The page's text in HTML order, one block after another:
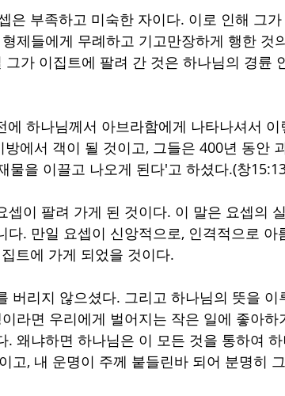
은 부족하고 미숙한 자이다. 이로 인해 그
제들에게 무례하고 기고만장하게 행한 것
가 이집트에 팔려 간 것은 하나님의 경륜
에 하나님께서 아브라함에게 나타나셔서
에서 객이 될 것이고, 그들은 400년 동안
물을 이끌고 나오게 된다'고 하셨다.(창
셉이 팔려 가게 된 것이다. 이 말은 요셉의
다. 만일 요셉이 신앙적으로, 인격적으로 아
트에 가게 되었을 것이다.
버리지 않으셨다. 그리고 하나님의 뜻을 이
라면 우리에게 벌어지는 작은 일에 좋아하
. 왜냐하면 하나님은 이 모든 것을 통하여
고, 내 운명이 주께 붙들린바 되어 분명히